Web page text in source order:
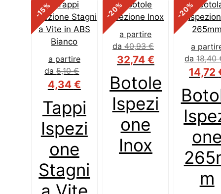
-15
%
Tappi
Ispezi
one
Stagni
a partire
da5,10€
4,34 €
-20
%
Botole
Ispezi
one
Inox
a partire
da 40,93€
32,74 €
-20
%
m
a
da18,40
14,72